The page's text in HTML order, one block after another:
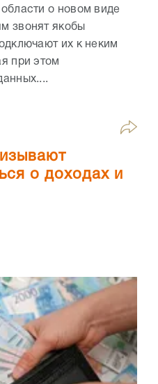
о новом виде
звонят якобы
их к неким
при этом
о доходах и